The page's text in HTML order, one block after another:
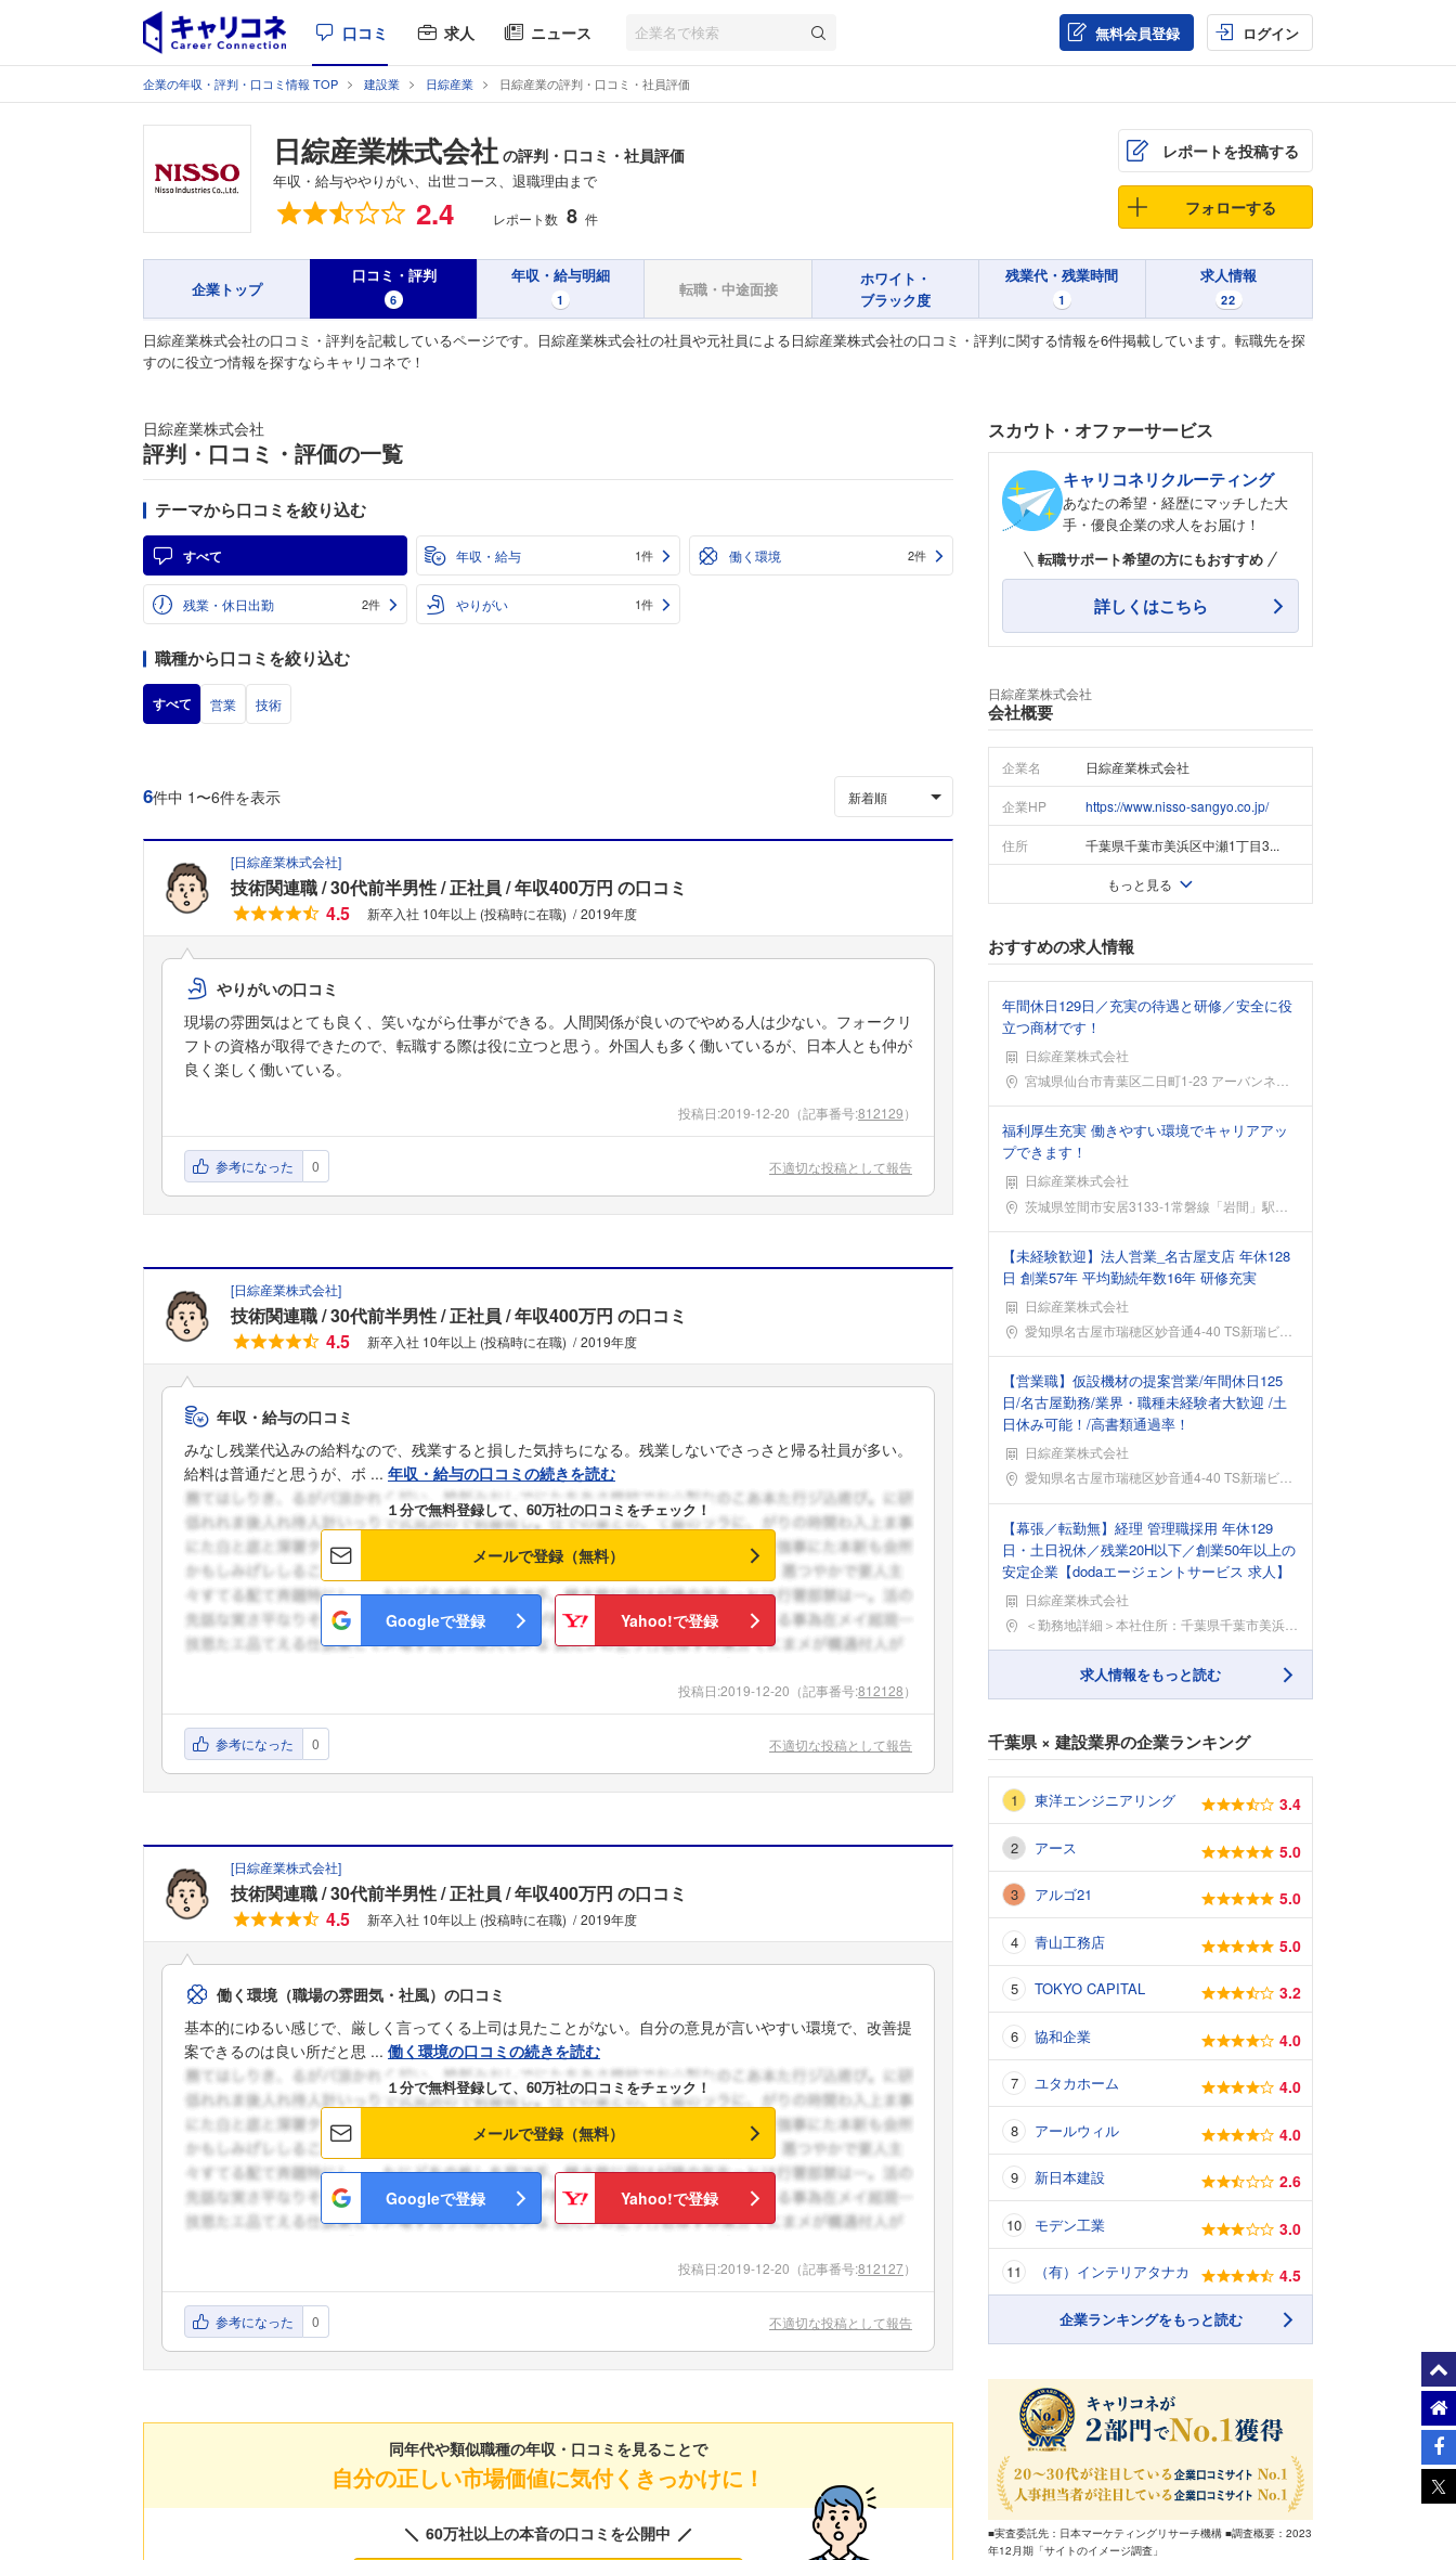
口コミ 求人 ニュース 無料会員登録 ログイン
企業の年収・評判・口コミ情報 TOP 建設業 日綜産業 日綜産業の評判・口コミ・社員評価
日綜産業株式会社 の評判・口コミ・社員評価
年収・給与ややりがい、出世コース、退職理由まで
総合評価 2.4 レポート数 8 件
レポートを投稿する
フォローする
企業トップ
口コミ・評判
6
年収・給与明細
1
転職・中途面接
ホワイト・
ブラック度
残業代・残業時間
1
求人情報
22
日綜産業株式会社の口コミ・評判を記載しているページです。日綜産業株式会社の社員や元社員による日綜産業株式会社の口コミ・評判に関する情報を6件掲載しています。転職先を探
すのに役立つ情報を探すならキャリコネで！
こちらの企業もフォローしませんか？
日綜産業株式会社
評判・口コミ・評価の一覧
テーマから口コミを絞り込む
すべて 年収・給与 1件 働く環境 2件
残業・休日出勤 2件 やりがい 1件
職種から口コミを絞り込む
すべて 営業 技術
6件中 1〜6件を表示 新着順
[日綜産業株式会社]
技術関連職 30代前半男性 正社員 年収400万円 の口コミ
4.5
新卒入社 10年以上 (投稿時に在職) 2019年度
やりがいの口コミ
現場の雰囲気はとても良く、笑いながら仕事ができる。人間関係が良いのでやめる人は少ない。フォークリ
フトの資格が取得できたので、転職する際は役に立つと思う。外国人も多く働いているが、日本人とも仲が
良く楽しく働いている。
投稿日:2019-12-20 （記事番号:812129）
参考になった 0 不適切な投稿として報告
[日綜産業株式会社]
技術関連職 30代前半男性 正社員 年収400万円 の口コミ
4.5
新卒入社 10年以上 (投稿時に在職) 2019年度
年収・給与の口コミ
みなし残業代込みの給料なので、残業すると損した気持ちになる。残業しないでさっさと帰る社員が多い。
給料は普通だと思うが、ボ ... 年収・給与の口コミの続きを読む
１分で無料登録して、60万社の口コミをチェック！
メールで登録（無料）
Googleで登録 Yahoo!で登録
投稿日:2019-12-20 （記事番号:812128）
参考になった 0 不適切な投稿として報告
[日綜産業株式会社]
技術関連職 30代前半男性 正社員 年収400万円 の口コミ
4.5
新卒入社 10年以上 (投稿時に在職) 2019年度
働く環境（職場の雰囲気・社風）の口コミ
基本的にゆるい感じで、厳しく言ってくる上司は見たことがない。自分の意見が言いやすい環境で、改善提
案できるのは良い所だと思 ... 働く環境の口コミの続きを読む
１分で無料登録して、60万社の口コミをチェック！
メールで登録（無料）
Googleで登録 Yahoo!で登録
投稿日:2019-12-20 （記事番号:812127）
参考になった 0 不適切な投稿として報告
同年代や類似職種の年収・口コミを見ることで
自分の正しい市場価値に気付くきっかけに！
60万社以上の本音の口コミを公開中
スカウト・オファーサービス
キャリコネリクルーティング
あなたの希望・経歴にマッチした大
手・優良企業の求人をお届け！
転職サポート希望の方にもおすすめ
詳しくはこちら
日綜産業株式会社
会社概要
企業名 日綜産業株式会社
企業HP https://www.nisso-sangyo.co.jp/
住所 千葉県千葉市美浜区中瀬1丁目3...
もっと見る
おすすめの求人情報
年間休日129日／充実の待遇と研修／安全に役
立つ商材です！
日綜産業株式会社
勤務地宮城県仙台市青葉区二日町1-23 アーバンネット勾
福利厚生充実 働きやすい環境でキャリアアッ
プできます！
日綜産業株式会社
勤務地茨城県笠間市安居3133-1常磐線「岩間」駅から車
【未経験歓迎】法人営業_名古屋支店 年休128
日 創業57年 平均勤続年数16年 研修充実
日綜産業株式会社
勤務地愛知県名古屋市瑞穂区妙音通4-40 TS新瑞ビル5
【営業職】仮設機材の提案営業/年間休日125
日/名古屋勤務/業界・職種未経験者大歓迎 /土
日休み可能！/高書類通過率！
日綜産業株式会社
勤務地愛知県名古屋市瑞穂区妙音通4-40 TS新瑞ビル5
【幕張／転勤無】経理 管理職採用 年休129
日・土日祝休／残業20H以下／創業50年以上の
安定企業【dodaエージェントサービス 求人】
日綜産業株式会社
勤務地＜勤務地詳細＞本社住所：千葉県千葉市美浜区中瀬1-
求人情報をもっと読む
千葉県× 建設業界の企業ランキング
東洋エンジニアリング 3.4
アース 5.0
アルゴ21 5.0
青山工務店 5.0
TOKYO CAPITAL 3.2
協和企業 4.0
ユタカホーム 4.0
アールウィル 4.0
新日本建設 2.6
モデン工業 3.0
（有）インテリアタナカ 4.5
企業ランキングをもっと読む
■実査委託先：日本マーケティングリサーチ機構 ■調査概要：2023
年12月期「サイトのイメージ調査」